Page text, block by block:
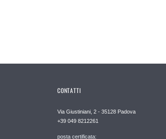
CONTATTI
Via Giustiniani, 2 - 35128 Padova
+39 049 8212261
posta certificata: